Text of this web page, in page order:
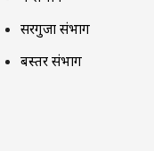
सरगुजा संभाग
बस्तर संभाग